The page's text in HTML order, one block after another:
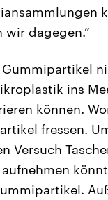
dagegen.“
ins
können.
fressen.
Versuch